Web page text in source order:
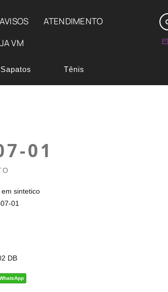
AVISOS
ATENDIMENTO
VM
Sapatos Tênis
01
sintetico
01
DB